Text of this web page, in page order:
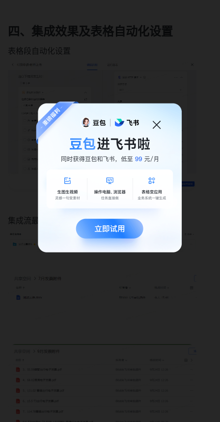
四、集成效果及表格自动化设置
表格段自动化设置
集成流最终效果